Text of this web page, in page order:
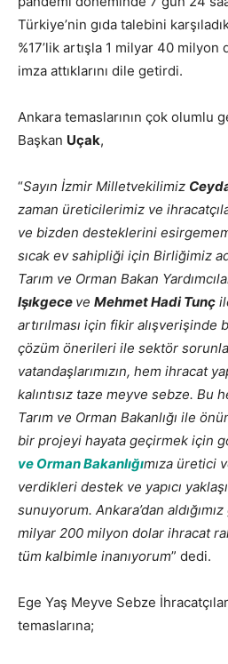
Türkiye’nin gıda talebini
%17’lik artışla 1 milyar 40
imza attıklarını dile getirdi.
Ankara temaslarının çok olumlu
Başkan Uçak,
“Sayın İzmir Milletvekilimiz
zaman üreticilerimiz ve
ve bizden desteklerini
sıcak ev sahipliği için Birliğimiz
Tarım ve Orman Bakan
Işıkgece ve Mehmet Hadi Tunç
artırılması için fikir alışverişinde
çözüm önerileri ile sektör
vatandaşlarımızın, hem ihracat
kalıntısız taze meyve sebze. Bu
Tarım ve Orman Bakanlığı ile
bir projeyi hayata geçirmek için
ve Orman Bakanlığımıza üretici
verdikleri destek ve yapıcı
sunuyorum. Ankara’dan
milyar 200 milyon dolar ihracat
tüm kalbimle inanıyorum” dedi.
Ege Yaş Meyve Sebze
temaslarına;